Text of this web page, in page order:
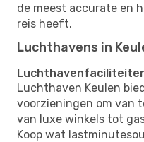
de meest accurate en
reis heeft.
Luchthavens in
Luchthaven Keulen
voorzieningen om van
van luxe winkels tot
Koop wat